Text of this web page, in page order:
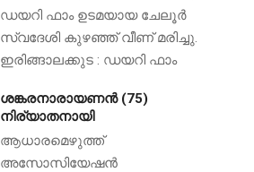
ഡയറി ഫാം ഉടമയായ ചേലൂർ
സ്വദേശി കുഴഞ്ഞ് വീണ് മരിച്ചു.
ഇരിങ്ങാലക്കുട : ഡയറി ഫാം
ശങ്കരനാരായണൻ (75)
നിര്യാതനായി
ആധാരമെഴുത്ത്
അസോസിയേഷൻ